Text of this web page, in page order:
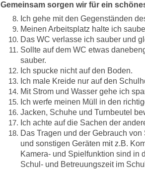
Gemeinsam sorgen wir für ein
Ich gehe mit den Gegenständen
Meinen Arbeitsplatz halte ich
Das WC verlasse ich sauber und
Sollte auf dem WC etwas
sauber.
Ich spucke nicht auf den Boden.
Ich male Kreide nur auf den
Mit Strom und Wasser gehe ich
Ich werfe meinen Müll in den
Jacken, Schuhe und Turnbeutel
Ich achte auf die Sachen der
Das Tragen und der Gebrauch
und sonstigen Geräten mit z.B.
Kamera- und Spielfunktion sind in
Schul- und Betreuungszeit im